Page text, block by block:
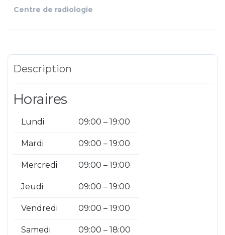
Centre de radiologie
Description
Horaires
Lundi 09:00 – 19:00
Mardi 09:00 – 19:00
Mercredi 09:00 – 19:00
Jeudi 09:00 – 19:00
Vendredi 09:00 – 19:00
Samedi 09:00 – 18:00